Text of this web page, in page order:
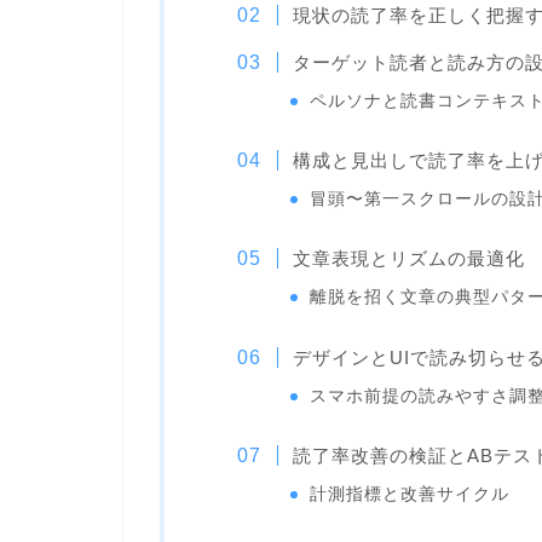
現状の読了率を正しく把握
ターゲット読者と読み方の
ペルソナと読書コンテキスト
構成と見出しで読了率を上
冒頭〜第一スクロールの設
文章表現とリズムの最適化
離脱を招く文章の典型パタ
デザインとUIで読み切らせる
スマホ前提の読みやすさ調
読了率改善の検証とABテス
計測指標と改善サイクル